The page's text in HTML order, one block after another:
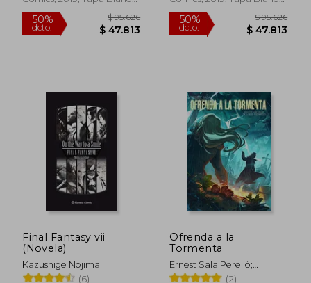
50% 50%
Nuevo
Nuevo
Final Fantasy vii
(Novela)
Kazushige Nojima
(6)
Ofrenda a la
Tormenta
Ernest Sala Perelló;
Dolores Redondo
(2)